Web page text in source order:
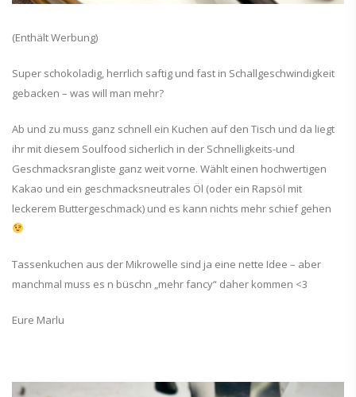
(Enthält Werbung)
Super schokoladig, herrlich saftig und fast in Schallgeschwindigkeit
gebacken – was will man mehr?
Ab und zu muss ganz schnell ein Kuchen auf den Tisch und da liegt
ihr mit diesem Soulfood sicherlich in der Schnelligkeits-und
Geschmacksrangliste ganz weit vorne. Wählt einen hochwertigen
Kakao und ein geschmacksneutrales Öl (oder ein Rapsöl mit
leckerem Buttergeschmack) und es kann nichts mehr schief gehen
Tassenkuchen aus der Mikrowelle sind ja eine nette Idee – aber
manchmal muss es n büschn „mehr fancy“ daher kommen <3
Eure Marlu